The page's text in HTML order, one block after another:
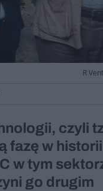
R
czyli
fazę w
w tym
go drugim